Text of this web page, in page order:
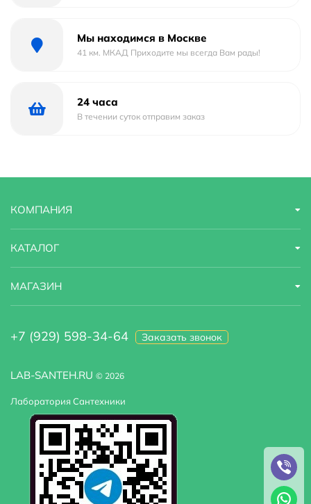
Область применения для общественных мест
Стилистика дизайна
Мы находимся в Москве
41 км. МКАД Приходите мы всегда Вам рады!
24 часа
В течении суток отправим заказ
LAB-SANTEH.RU © 2026
Лаборатория Сантехники
КОМПАНИЯ
КАТАЛОГ
МАГАЗИН
+7 (929) 598-34-64 Заказать звонок